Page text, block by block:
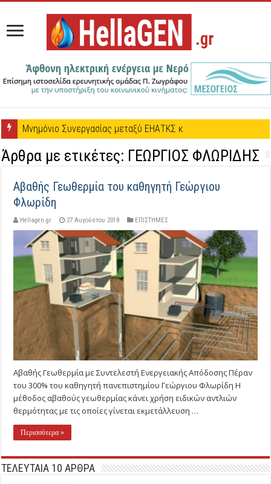
Μνημόνιο Συνεργασίας μεταξύ ΕΗΑΤΚΣ και Πέτρου Ζωγράφου
Άρθρα με ετικέτες: ΓΕΩΡΓΙΟΣ ΦΛΩΡΙΔΗΣ
Αβαθής Γεωθερμία του καθηγητή Γεώργιου
Φλωρίδη
Hellagen.gr 27 Αυγούστου 2018 ΕΠΙΣΤΗΜΕΣ
Αβαθής Γεωθερμία με Συντελεστή Ενεργειακής Απόδοσης Πέραν
του 300% του καθηγητή πανεπιστημίου Γεώργιου Φλωρίδη Η
μέθοδος αβαθούς γεωθερμίας κάνει χρήση ειδικών αντλιών
θερμότητας με τις οποίες γίνεται εκμετάλλευση …
Περισσότερα »
ΤΕΛΕΥΤΑΙΑ 10 ΑΡΘΡΑ